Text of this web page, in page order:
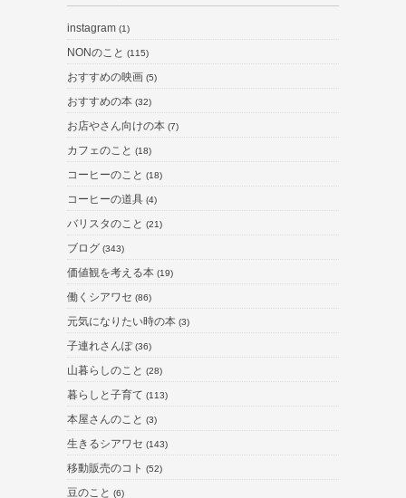
instagram (1)
NONのこと (115)
おすすめの映画 (5)
おすすめの本 (32)
お店やさん向けの本 (7)
カフェのこと (18)
コーヒーのこと (18)
コーヒーの道具 (4)
バリスタのこと (21)
ブログ (343)
価値観を考える本 (19)
働くシアワセ (86)
元気になりたい時の本 (3)
子連れさんぽ(36)
山暮らしのこと (28)
暮らしと子育て (113)
本屋さんのこと (3)
生きるシアワセ (143)
移動販売のコト (52)
豆のこと (6)